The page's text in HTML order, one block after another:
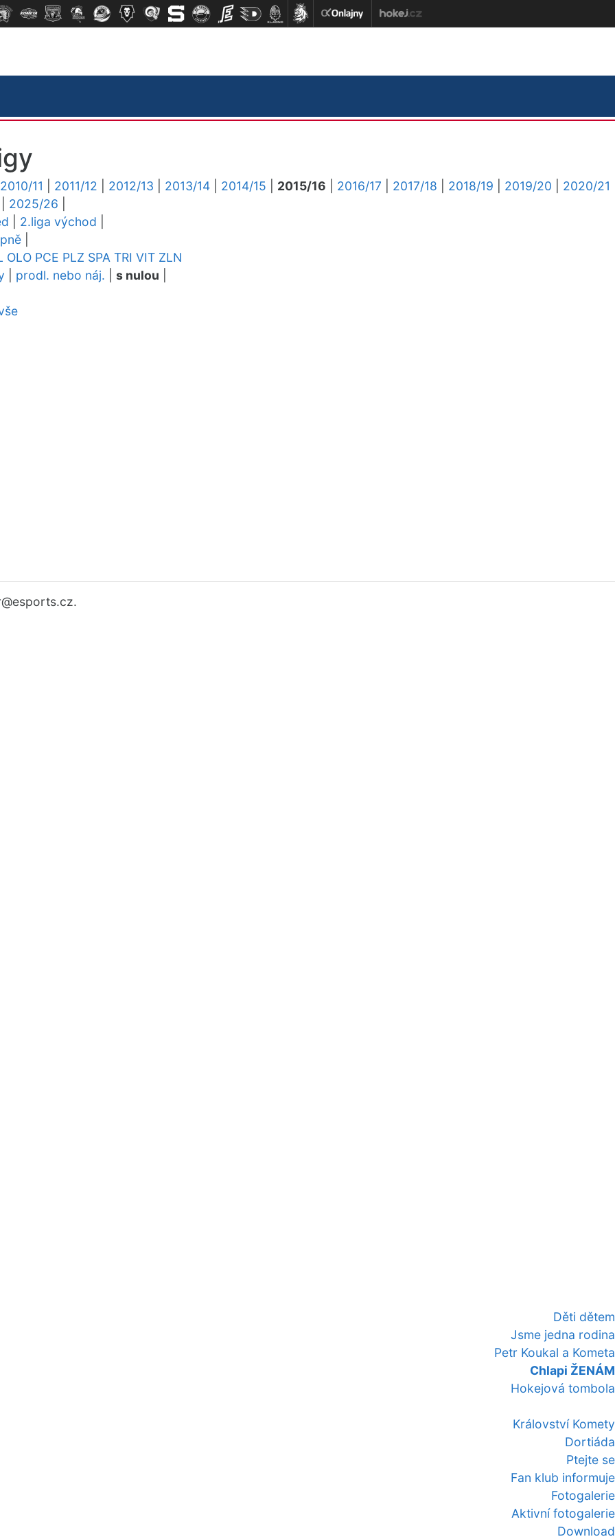
Děti dětem
Jsme jedna rodina
Petr Koukal a Kometa
Chlapi ŽENÁM
Hokejová tombola
Království Komety
Dortiáda
Ptejte se
Fan klub informuje
Fotogalerie
Aktivní fotogalerie
Download
2010/11 2011/12 2012/13 2013/14 2014/15 2015/16 2016/17 2017/18 2018/19 2019/20
2020/21
2025/26
2.liga východ
OLO PCE PLZ SPA TRI VIT ZLN
prodl. nebo náj. s nulou
@esports.cz.